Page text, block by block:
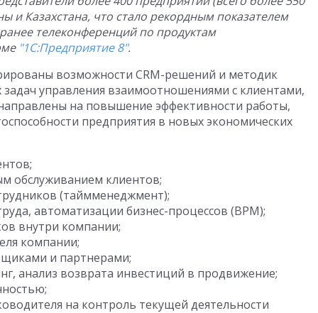
и Казахстана, что стало рекордным показателем
телеконференций по продуктам
"1С:Предприятие 8".
возможности CRM-решений и методик
управления взаимоотношениями с клиентами,
на повышение эффективности работы,
предприятия в новых экономических
обслуживанием клиентов;
(таймменеджмент);
автоматизации бизнес-процессов (BPM);
внутри компании;
компании;
и партнерами;
анализ возврата инвестиций в продвижение;
на контроль текущей деятельности